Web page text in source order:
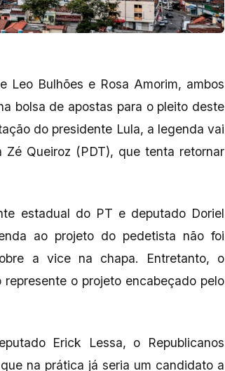
Leo Bulhões e Rosa Amorim, ambos
bolsa de apostas para o pleito deste
do presidente Lula, a legenda vai
Queiroz (PDT), que tenta retornar
estadual do PT e deputado Doriel
ao projeto do pedetista não foi
a vice na chapa. Entretanto, o
o projeto encabeçado pelo
Erick Lessa, o Republicanos
na prática já seria um candidato a